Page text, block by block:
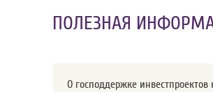
ПОЛЕЗНАЯ
О господдержке инвестпроектов